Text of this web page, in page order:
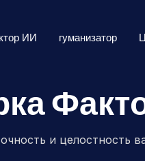
ИИ гуманизатор
и целостность